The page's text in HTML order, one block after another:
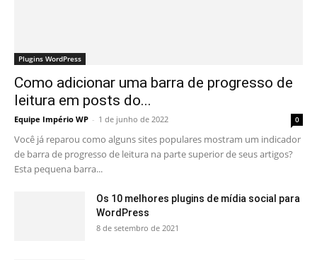
Plugins WordPress
Como adicionar uma barra de progresso de
leitura em posts do...
Equipe Império WP - 1 de junho de 2022 0
Você já reparou como alguns sites populares mostram um indicador
de barra de progresso de leitura na parte superior de seus artigos?
Esta pequena barra...
Os 10 melhores plugins de mídia social para
WordPress
8 de setembro de 2021